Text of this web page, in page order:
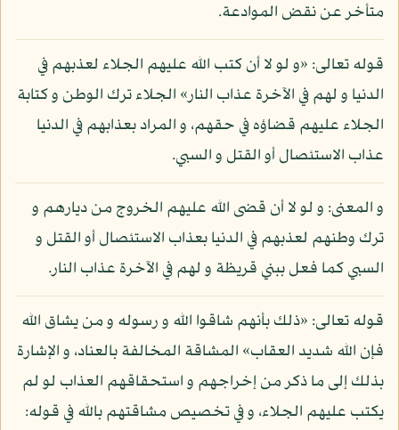
متأخر عن نقض الموادعة.
قوله تعالى: «و لو لا أن كتب الله عليهم الجلاء لعذبهم في
الدنيا و لهم في الآخرة عذاب النار» الجلاء ترك الوطن و كتابة
الجلاء عليهم قضاؤه في حقهم، و المراد بعذابهم في الدنيا
عذاب الاستئصال أو القتل و السبي.
و المعنى: و لو لا أن قضى الله عليهم الخروج من ديارهم و
ترك وطنهم لعذبهم في الدنيا بعذاب الاستئصال أو القتل و
السبي كما فعل ببني قريظة و لهم في الآخرة عذاب النار.
قوله تعالى: «ذلك بأنهم شاقوا الله و رسوله و من يشاق الله
فإن الله شديد العقاب» المشاقة المخالفة بالعناد، و الإشارة
بذلك إلى ما ذكر من إخراجهم و استحقاقهم العذاب لو لم
يكتب عليهم الجلاء، و في تخصيص مشاقتهم بالله في قوله: